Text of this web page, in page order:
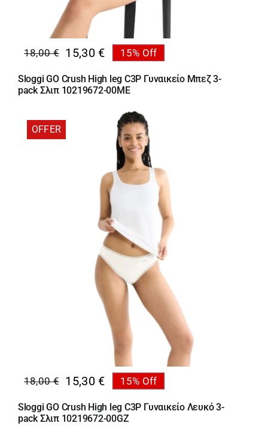
18,00€
Original
price
was:
15,30 €
Η
τρέχουσα
τιμή
15,30 €.
15% Off
Sloggi GO Crush High leg C3P Γυναικείο Μπεζ 3-
pack Σλιπ 10219672-00ME
OFFER
18,00€
Original
price
was:
15,30 €
Η
τρέχουσα
τιμή
15% Off
Sloggi GO Crush High leg C3P Γυναικείο Λευκό 3-
pack Σλιπ 10219672-00GZ